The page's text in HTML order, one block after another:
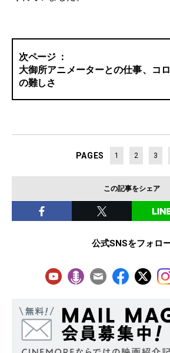
大御所アニメーターとの仕事、コ
の難しさ
PAGES 1 2 3
この記事をシェア
公式SNSをフォロ